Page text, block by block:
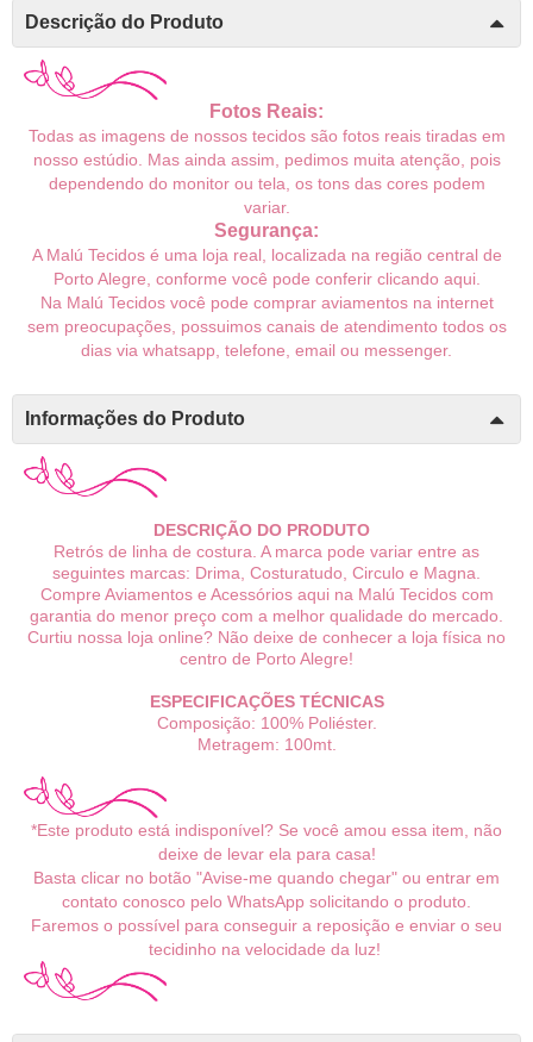
Descrição do Produto
Fotos Reais:
Todas as imagens de nossos tecidos são fotos reais tiradas em
nosso estúdio. Mas ainda assim, pedimos muita atenção, pois
dependendo do monitor ou tela, os tons das cores podem
variar.
Segurança:
A Malú Tecidos é uma loja real, localizada na região central de
Porto Alegre, conforme você pode conferir clicando aqui.
Na Malú Tecidos você pode comprar aviamentos na internet
sem preocupações, possuimos canais de atendimento todos os
dias via whatsapp, telefone, email ou messenger.
Informações do Produto
DESCRIÇÃO DO PRODUTO
Retrós de linha de costura. A marca pode variar entre as
seguintes marcas: Drima, Costuratudo, Circulo e Magna.
Compre Aviamentos e Acessórios aqui na Malú Tecidos com
garantia do menor preço com a melhor qualidade do mercado.
Curtiu nossa loja online? Não deixe de conhecer a loja física no
centro de Porto Alegre!
ESPECIFICAÇÕES TÉCNICAS
Composição: 100% Poliéster.
Metragem: 100mt.
*Este produto está indisponível? Se você amou essa item, não
deixe de levar ela para casa!
Basta clicar no botão "Avise-me quando chegar" ou entrar em
contato conosco pelo WhatsApp solicitando o produto.
Faremos o possível para conseguir a reposição e enviar o seu
tecidinho na velocidade da luz!